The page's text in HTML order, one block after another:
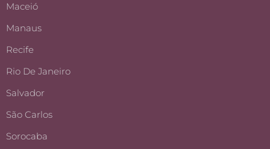
Maceió
Manaus
Recife
Rio De Janeiro
Salvador
São Carlos
Sorocaba